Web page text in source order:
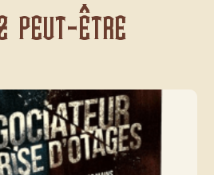
peut-être